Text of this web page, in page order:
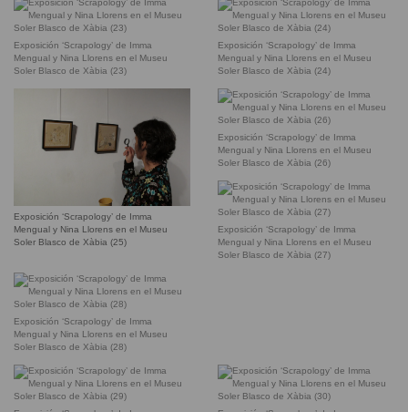
Exposición ‘Scrapology’ de Imma
Mengual y Nina Llorens en el Museu
Soler Blasco de Xàbia (23)
Exposición ‘Scrapology’ de Imma
Mengual y Nina Llorens en el Museu
Soler Blasco de Xàbia (24)
Exposición ‘Scrapology’ de Imma
Mengual y Nina Llorens en el Museu
Soler Blasco de Xàbia (25)
Exposición ‘Scrapology’ de Imma
Mengual y Nina Llorens en el Museu
Soler Blasco de Xàbia (26)
Exposición ‘Scrapology’ de Imma
Mengual y Nina Llorens en el Museu
Soler Blasco de Xàbia (27)
Exposición ‘Scrapology’ de Imma
Mengual y Nina Llorens en el Museu
Soler Blasco de Xàbia (28)